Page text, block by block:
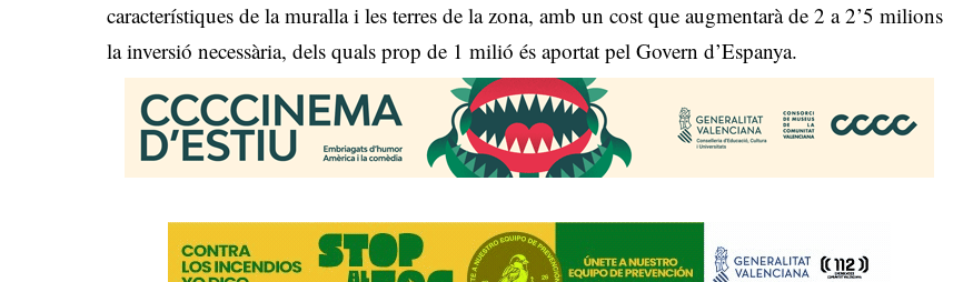
característiques de la muralla i les terres de la zona, amb un cost que augmentarà de 2 a 2’5 milions
la inversió necessària, dels quals prop de 1 milió és aportat pel Govern d’Espanya.